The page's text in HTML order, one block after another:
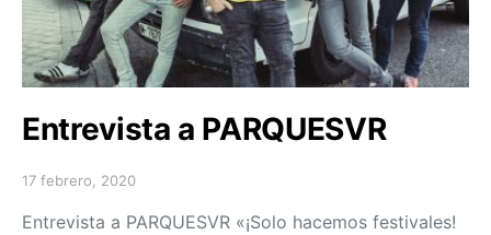
Entrevista a PARQUESVR
Posted on
17 febrero, 2020
Entrevista a PARQUESVR «¡Solo hacemos festivales!